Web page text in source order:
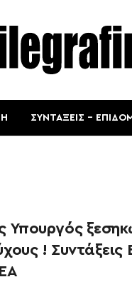
ΣΥΝΤΑΞΕΙΣ –
!